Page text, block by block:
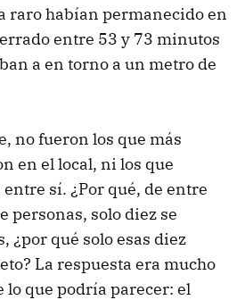
raro habían permanecido en
entre 53 y 73 minutos
a en torno a un metro de
no fueron los que más
en el local, ni los que
sí. ¿Por qué, de entre
personas, solo diez se
¿por qué solo esas diez
La respuesta era mucho
lo que podría parecer: el